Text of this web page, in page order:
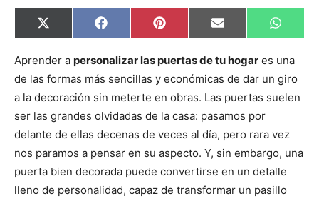
C
o
p
r
i
r
e
n
X
(
w
t
t
e
r
)
C
o
p
r
i
r
e
n
F
a
e
o
o
k
C
o
p
r
i
r
e
n
P
i
t
r
e
s
t
C
o
p
r
i
r
e
n
E
m
i
C
o
p
r
i
n
W
h
t
A
p
p
Aprender a personalizar las puertas de tu hogar es una
de las formas más sencillas y económicas de dar un giro
a la decoración sin meterte en obras. Las puertas suelen
ser las grandes olvidadas de la casa: pasamos por
delante de ellas decenas de veces al día, pero rara vez
nos paramos a pensar en su aspecto. Y, sin embargo, una
puerta bien decorada puede convertirse en un detalle
lleno de personalidad, capaz de transformar un pasillo